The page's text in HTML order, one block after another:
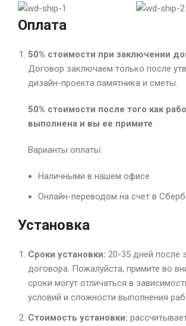
Оплата
50% стоимости при заключении
Договор заключаем только после
дизайн-проекта памятника и сметы.
50% стоимости после того как
выполнена и вы ее примите .
Варианты оплаты:
Наличными в нашем офисе
Онлайн-переводом на счет в
Установка
Сроки установки: 20-35 дней после
договора. Пожалуйста, примите во
сроки могут отличаться в
условий и сложности выполнения
Стоимость установки: